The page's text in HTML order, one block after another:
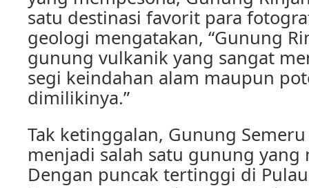
satu destinasi favorit para
geologi mengatakan, “Gunung
gunung vulkanik yang sangat
segi keindahan alam maupun
dimilikinya.”
Tak ketinggalan, Gunung
menjadi salah satu gunung yang
Dengan puncak tertinggi di